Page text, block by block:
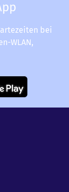
bei
WLAN,